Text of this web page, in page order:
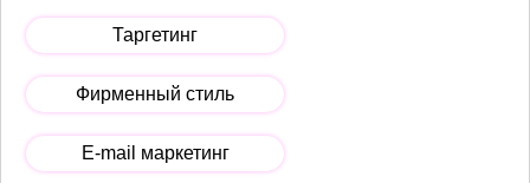
Таргетинг
Фирменный стиль
E-mail маркетинг